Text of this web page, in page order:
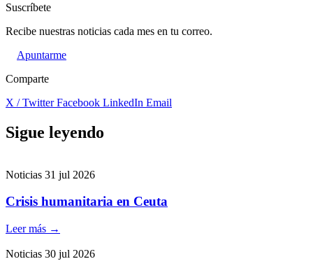
Suscríbete
Recibe nuestras noticias cada mes en tu correo.
Apuntarme
Comparte
X / TwitterFacebook LinkedIn Email
Sigue leyendo
Noticias 31 jul 2026
Crisis humanitaria en Ceuta
Leer más →
Noticias 30 jul 2026